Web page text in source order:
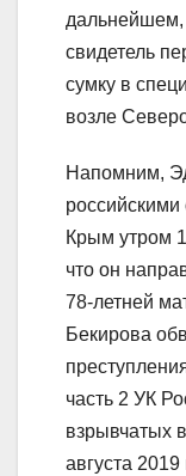
дальнейшем,
свидетель
сумку в
возле
Напомним,
Крым утром
что он
78-летней
Бекирова
часть 2 УК
взрывчатых
августа